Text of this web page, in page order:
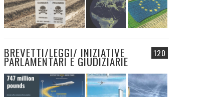
120
BREVETTI/LEGGI/ INIZIATIVE
PARLAMENTARI E GIUDIZIARIE